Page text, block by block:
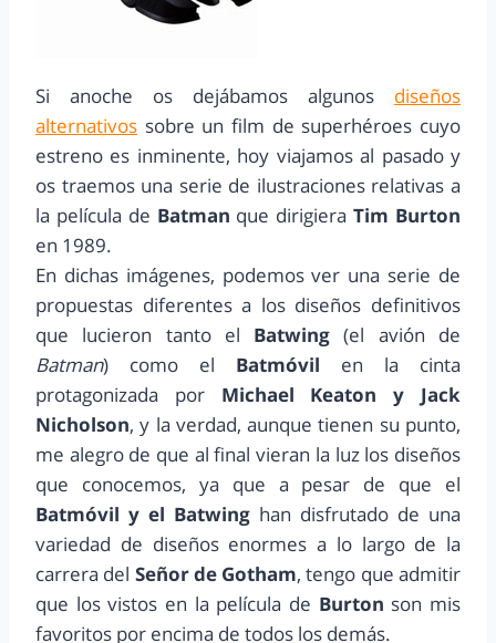
Si anoche os dejábamos algunos diseños
alternativos sobre un film de superhéroes cuyo
estreno es inminente, hoy viajamos al pasado y
os traemos una serie de ilustraciones relativas a
la película de Batman que dirigiera Tim Burton
en 1989.
En dichas imágenes, podemos ver una serie de
propuestas diferentes a los diseños definitivos
que lucieron tanto el Batwing (el avión de
Batman) como el Batmóvil en la cinta
protagonizada por Michael Keaton y Jack
Nicholson, y la verdad, aunque tienen su punto,
me alegro de que al final vieran la luz los diseños
que conocemos, ya que a pesar de que el
Batmóvil y el Batwing han disfrutado de una
variedad de diseños enormes a lo largo de la
carrera del Señor de Gotham, tengo que admitir
que los vistos en la película de Burton son mis
favoritos por encima de todos los demás.